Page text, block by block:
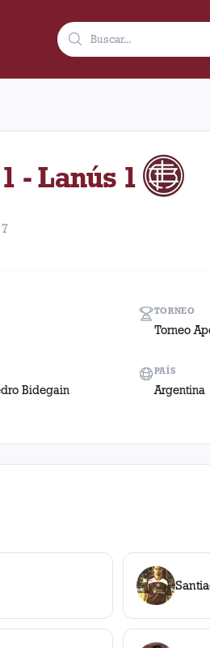
de 2002 como visitante
- Lanús 1
TORNEO
Torneo
Bidegain
PAÍS
Argentina